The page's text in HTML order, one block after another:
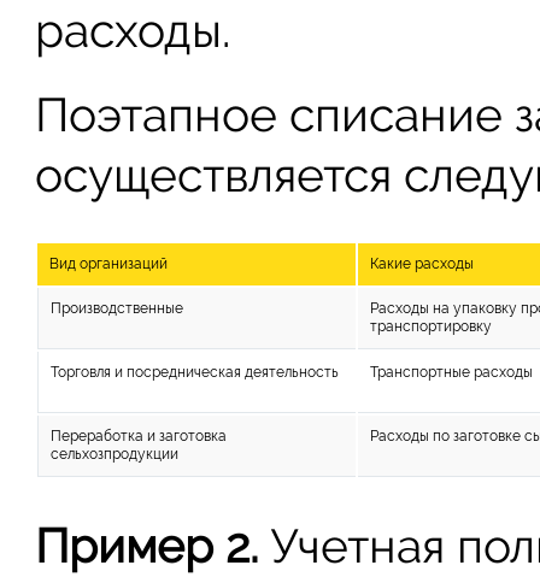
расходы.
Поэтапное списание
осуществляется
Вид организаций Какие расходы
Производственные
Расходы на упаковку
транспортировку
Торговля и посредническая деятельность Транспортные расходы
Переработка и заготовка
сельхозпродукции
Расходы по заготовке
Пример 2. Учетная